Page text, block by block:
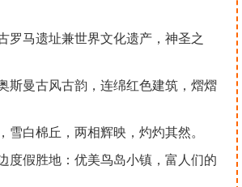
罗马遗址兼世界文化遗产，神圣之
斯曼古风古韵，连绵红色建筑，熠熠
雪白棉丘，两相辉映，灼灼其然。
度假胜地：优美鸟岛小镇，富人们的